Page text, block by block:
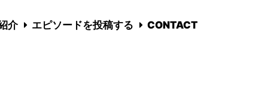
介 エピソードを投稿する CONTACT